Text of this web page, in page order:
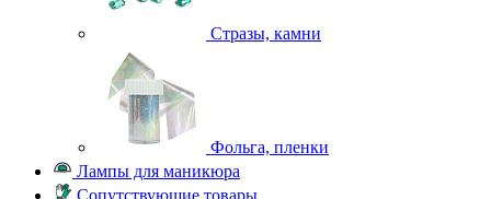
Стразы, камни
Фольга, пленки
Лампы для маникюра
Сопутствующие товары